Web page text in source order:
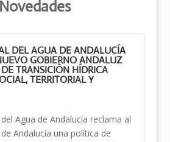
Novedades
DEL AGUA DE ANDALUCÍA
GOBIERNO ANDALUZ
TRANSICIÓN HÍDRICA
TERRITORIAL Y
Agua de Andalucía reclama al
Andalucía una política de